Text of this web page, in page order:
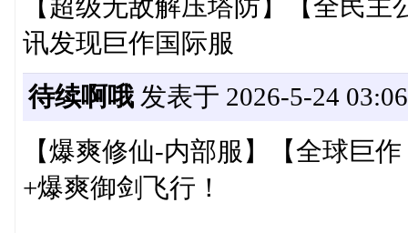
【超级无敌解压塔防】【全民
讯发现巨作国际服
待续啊哦发表于 2026-5-24
【爆爽修仙-内部服】【全球巨
+爆爽御剑飞行！